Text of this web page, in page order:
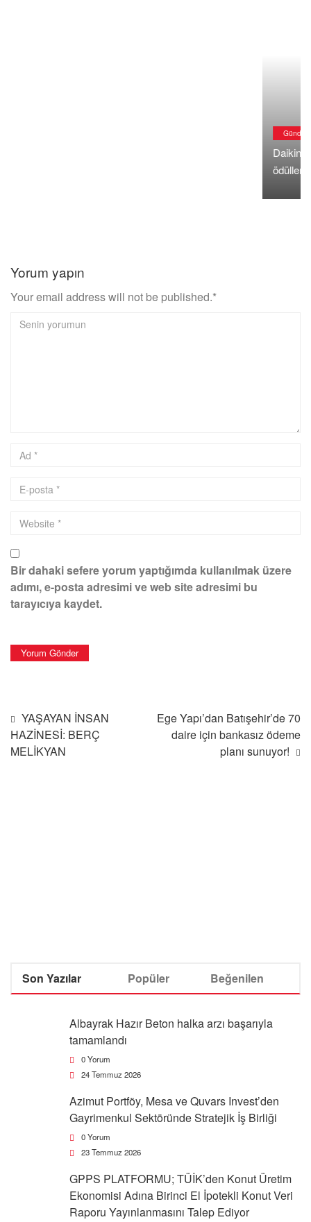
Yorum yapın
Your email address will not be published.*
Bir dahaki sefere yorum yaptığımda kullanılmak üzere
adımı, e-posta adresimi ve web site adresimi bu
tarayıcıya kaydet.
YAŞAYAN İNSAN
HAZİNESİ: BERÇ
MELİKYAN
Ege Yapı’dan Batışehir’de 70
daire için bankasız ödeme
planı sunuyor!
Son Yazılar Popüler Beğenilen
Albayrak Hazır Beton halka arzı başarıyla
tamamlandı
0 Yorum
24 Temmuz 2026
Azimut Portföy, Mesa ve Quvars Invest’den
Gayrimenkul Sektöründe Stratejik İş Birliği
0 Yorum
23 Temmuz 2026
GPPS PLATFORMU; TÜİK’den Konut Üretim
Ekonomisi Adına Birinci El İpotekli Konut Veri
Raporu Yayınlanmasını Talep Ediyor